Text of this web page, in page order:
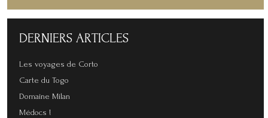
DERNIERS ARTICLES
Les voyages de Corto
Carte du Togo
Domaine Milan
Médocs !